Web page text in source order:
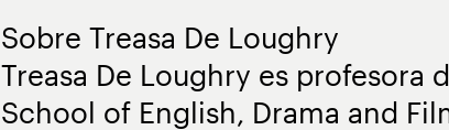
Sobre Treasa De Loughry
Treasa De Loughry es profesora
School of English, Drama and